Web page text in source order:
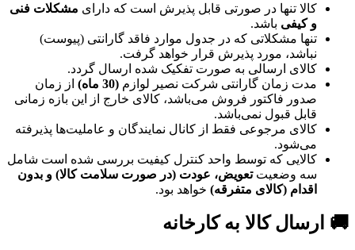
کالا تنها در صورتی قابل پذیرش است که دارای مشکلات فنی
و کیفی باشد.
تنها مشکلاتی که در جدول موارد فاقد گارانتی (پیوست)
نباشد، مورد پذیرش قرار خواهد گرفت.
کالای ارسالی به صورت تفکیک شده ارسال گردد.
مدت زمان گارانتی شرکت نصیر لوازم (30 ماه)
از زمان
صدور فاکتور فروش می‌باشد، کالای خارج از این بازه زمانی
قابل قبول نمی‌باشد.
کالای مرجوعی فقط از کانال نمایندگان و عاملیت‌ها پذیرفته
می‌شود.
کالایی که توسط واحد کنترل کیفیت بررسی شده است شامل
سه وضعیتتعویض، عودت (در صورت سلامت کالا) و بدون
اقدام (کالای متفرقه) خواهد بود.
🚚 ارسال کالا به کارخانه